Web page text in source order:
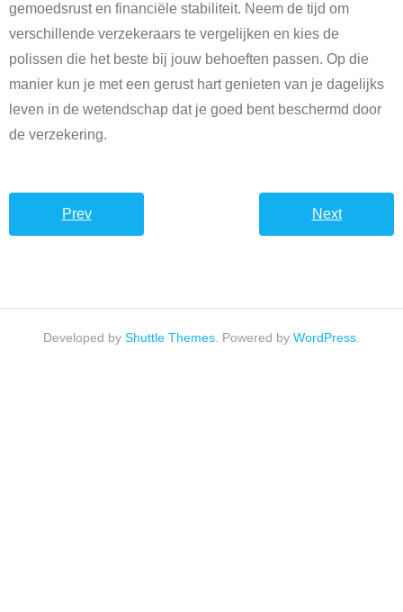
gemoedsrust en financiële stabiliteit. Neem de tijd om
verschillende verzekeraars te vergelijken en kies de
polissen die het beste bij jouw behoeften passen. Op die
manier kun je met een gerust hart genieten van je dagelijks
leven in de wetendschap dat je goed bent beschermd door
de verzekering.
Prev Next
Developed by Shuttle Themes. Powered by WordPress.